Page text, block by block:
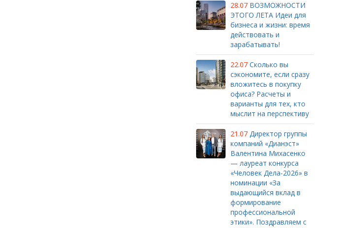
28.07 ВОЗМОЖНОСТИ
ЭТОГО ЛЕТА Идеи для
бизнеса и жизни: время
действовать и
зарабатывать!
22.07 Сколько вы
сэкономите, если сразу
вложитесь в покупку
офиса? Расчеты и
варианты для тех, кто
мыслит на перспективу
21.07 Директор группы
компаний «Дианэст»
Валентина Михасенко
— лауреат конкурса
«Человек Дела-2026» в
номинации «За
выдающийся вклад в
формирование
профессиональной
этики». Поздравляем с